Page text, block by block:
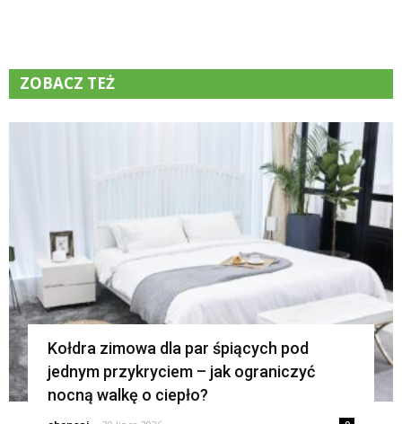
ZOBACZ TEŻ
Kołdra zimowa dla par śpiących pod
jednym przykryciem – jak ograniczyć
nocną walkę o ciepło?